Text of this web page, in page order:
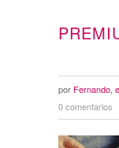
por Fernando,
0 comentarios